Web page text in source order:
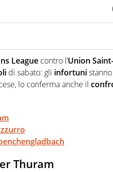
Sport segue anche il calcio
passioni. Cura la
bambini al mondo
League contro l’Union
di sabato: gli infortuni
lo conferma anche il
Thuram